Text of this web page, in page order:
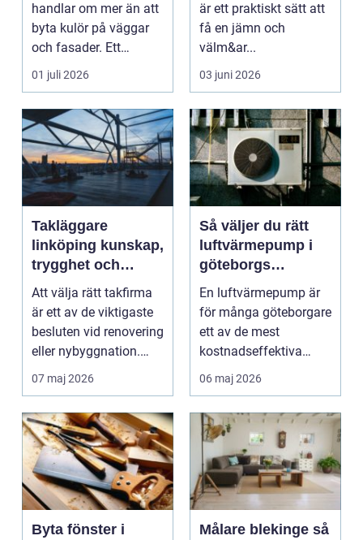
handlar om mer än att
byta kulör på väggar
och fasader. Ett
genomtänkt
måleriarbet...
01 juli 2026
är ett praktiskt sätt att
få en jämn och
välm&ar...
03 juni 2026
Takläggare
linköping kunskap,
trygghet och
hållbara tak
Att välja rätt takfirma
är ett av de viktigaste
besluten vid renovering
eller nybyggnation.
Taket på...
07 maj 2026
Så väljer du rätt
luftvärmepump i
göteborgs
kustklimat
En luftvärmepump är
för många göteborgare
ett av de mest
kostnadseffektiva
sätten att sänka sina
upp...
06 maj 2026
Byta fönster i
Målare blekinge så